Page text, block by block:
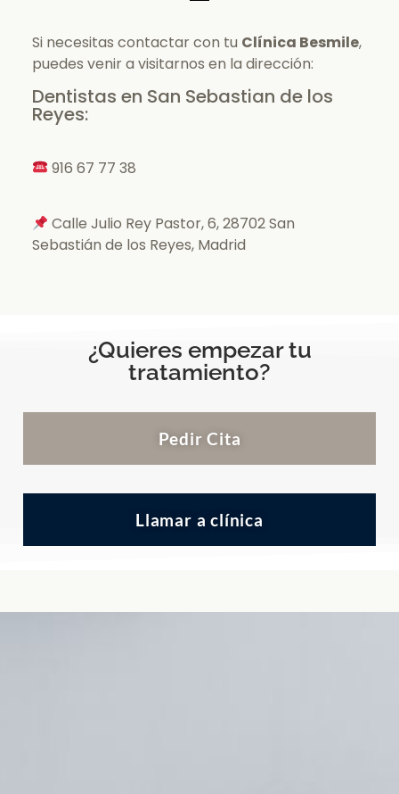
Si necesitas contactar con tu Clínica Besmile,
puedes venir a visitarnos en la dirección:
Dentistas en San Sebastian de los
Reyes:
916 67 77 38
Calle Julio Rey Pastor, 6, 28702 San
Sebastián de los Reyes, Madrid
¿Quieres empezar tu
tratamiento?
Pedir Cita
Llamar a clínica